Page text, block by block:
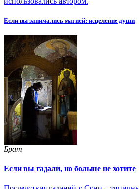
Если вы занимались магией: исцеление души
Брат
Если вы гадали, но больше не хотите